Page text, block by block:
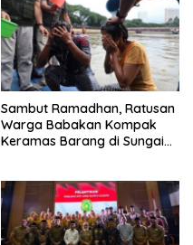
Sambut Ramadhan, Ratusan
Warga Babakan Kompak
Keramas Barang di Sungai